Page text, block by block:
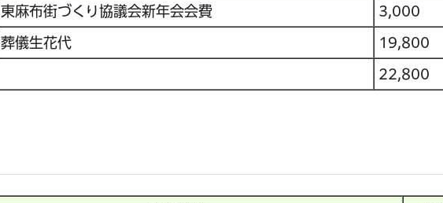
東麻布街づくり協議会新年会会費 3,000
葬儀生花代 19,800
22,800